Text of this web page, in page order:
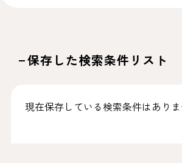
保存した検索条件リスト
現在保存している検索条件はありま